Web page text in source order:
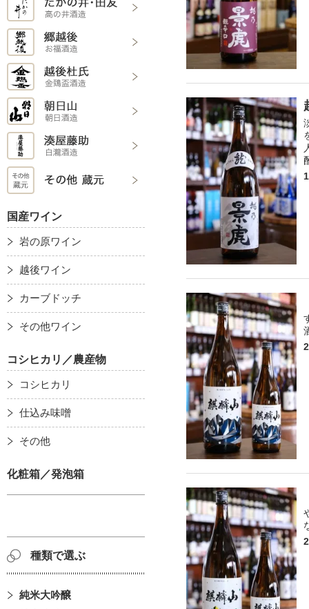
国産ワイン
岩の原ワイン
越後ワイン
カーブドッチ
その他ワイン
コシヒカリ／農産物
コシヒカリ
仕込み味噌
その他
化粧箱／発泡箱
種類で選ぶ
純米大吟醸